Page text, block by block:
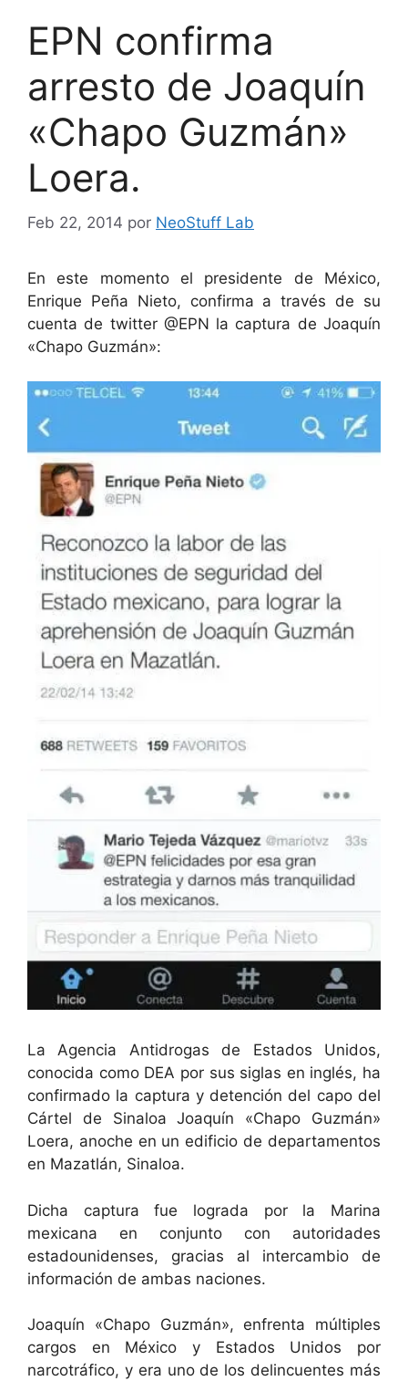
EPN confirma
arresto de Joaquín
«Chapo Guzmán»
Loera.
Feb 22, 2014 por NeoStuff Lab
En este momento el presidente de México,
Enrique Peña Nieto, confirma a través de su
cuenta de twitter @EPN la captura de Joaquín
«Chapo Guzmán»:
La Agencia Antidrogas de Estados Unidos,
conocida como DEA por sus siglas en inglés, ha
confirmado la captura y detención del capo del
Cártel de Sinaloa Joaquín «Chapo Guzmán»
Loera, anoche en un edificio de departamentos
en Mazatlán, Sinaloa.
Dicha captura fue lograda por la Marina
mexicana en conjunto con autoridades
estadounidenses, gracias al intercambio de
información de ambas naciones.
Joaquín «Chapo Guzmán», enfrenta múltiples
cargos en México y Estados Unidos por
narcotráfico, y era uno de los delincuentes más